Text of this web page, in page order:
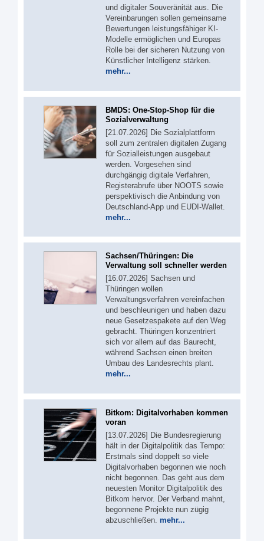
und digitaler Souveränität aus. Die
Vereinbarungen sollen gemeinsame
Bewertungen leistungsfähiger KI-
Modelle ermöglichen und Europas
Rolle bei der sicheren Nutzung von
Künstlicher Intelligenz stärken.
mehr...
BMDS: One-Stop-Shop für die
Sozialverwaltung
[21.07.2026] Die Sozialplattform
soll zum zentralen digitalen Zugang
für Sozialleistungen ausgebaut
werden. Vorgesehen sind
durchgängig digitale Verfahren,
Registerabrufe über NOOTS sowie
perspektivisch die Anbindung von
Deutschland-App und EUDI-Wallet.
mehr...
Sachsen/Thüringen: Die
Verwaltung soll schneller werden
[16.07.2026] Sachsen und
Thüringen wollen
Verwaltungsverfahren vereinfachen
und beschleunigen und haben dazu
neue Gesetzespakete auf den Weg
gebracht. Thüringen konzentriert
sich vor allem auf das Baurecht,
während Sachsen einen breiten
Umbau des Landesrechts plant.
mehr...
Bitkom: Digitalvorhaben kommen
voran
[13.07.2026] Die Bundesregierung
hält in der Digitalpolitik das Tempo:
Erstmals sind doppelt so viele
Digitalvorhaben begonnen wie noch
nicht begonnen. Das geht aus dem
neuesten Monitor Digitalpolitik des
Bitkom hervor. Der Verband mahnt,
begonnene Projekte nun zügig
abzuschließen. mehr...